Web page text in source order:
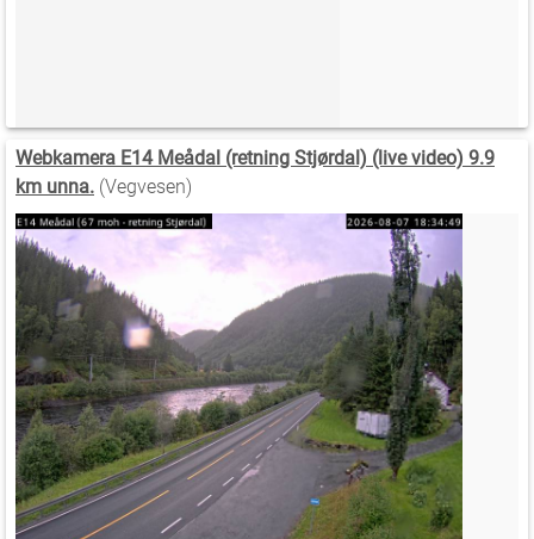
Webkamera E14 Meådal (retning Stjørdal) (live video) 9.9
km unna. (Vegvesen)